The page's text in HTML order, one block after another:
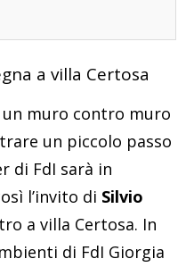
a villa Certosa
un muro contro muro
un piccolo passo
di FdI sarà in
l’invito di Silvio
a villa Certosa. In
di FdI Giorgia